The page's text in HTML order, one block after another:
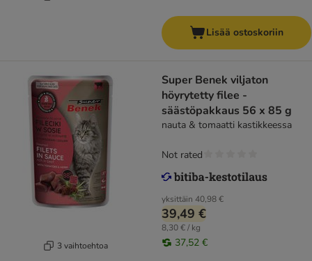
Lisää ostoskoriin
3 vaihtoehtoa
Super Benek viljaton
höyrytetty filee -
säästöpakkaus 56 x 85 g
nauta & tomaatti kastikkeessa
yksittäin 40,98 €
39,49 €
8,30 € / kg
37,52 €
Not rated